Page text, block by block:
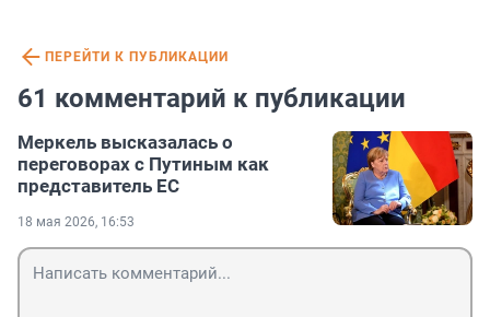
ПЕРЕЙТИ К ПУБЛИКАЦИИ
61 комментарий к публикации
Меркель высказалась о
переговорах с Путиным как
представитель ЕС
18 мая 2026, 16:53